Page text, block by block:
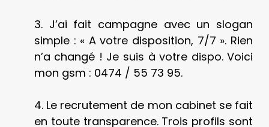
3. J’ai fait campagne avec un slogan
simple : « A votre disposition, 7/7 ». Rien
n’a changé ! Je suis à votre dispo. Voici
mon gsm : 0474 / 55 73 95.
4. Le recrutement de mon cabinet se fait
en toute transparence. Trois profils sont